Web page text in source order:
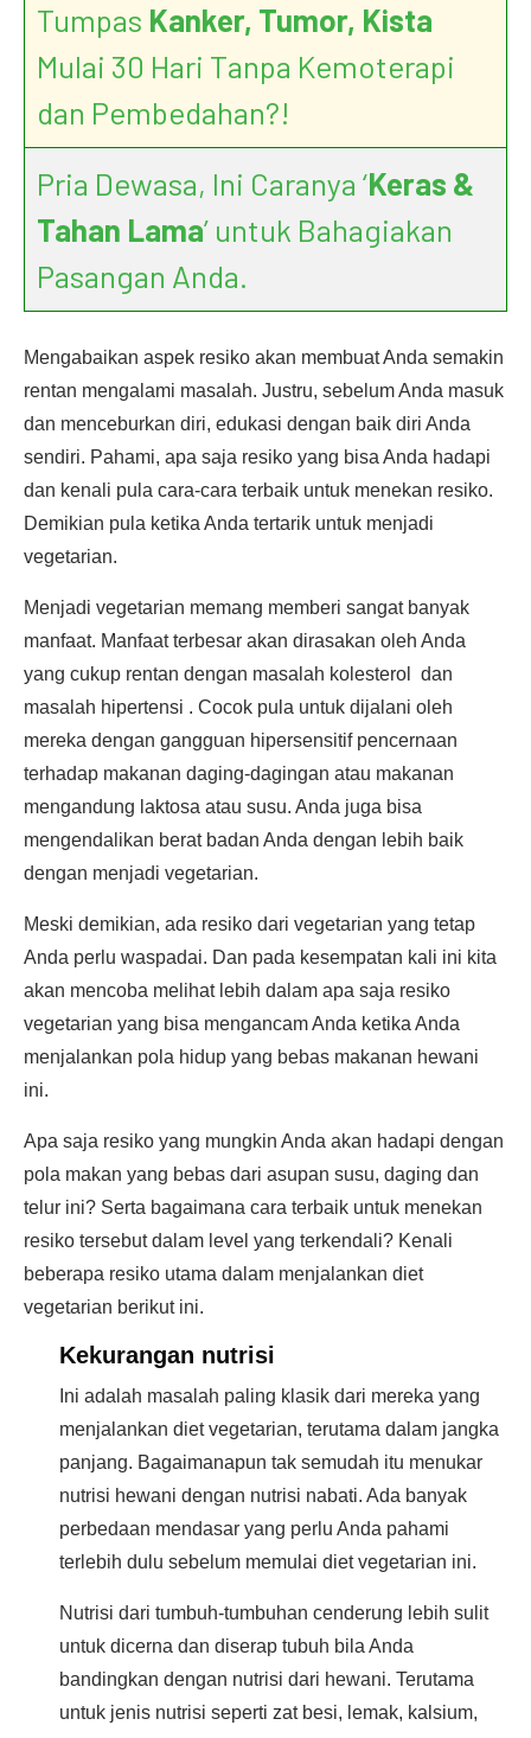
Tumpas Kanker, Tumor, Kista
Mulai 30 Hari Tanpa Kemoterapi
dan Pembedahan?!
Pria Dewasa, Ini Caranya ‘Keras &
Tahan Lama’ untuk Bahagiakan
Pasangan Anda.
Mengabaikan aspek resiko akan membuat Anda semakin
rentan mengalami masalah. Justru, sebelum Anda masuk
dan menceburkan diri, edukasi dengan baik diri Anda
sendiri. Pahami, apa saja resiko yang bisa Anda hadapi
dan kenali pula cara-cara terbaik untuk menekan resiko.
Demikian pula ketika Anda tertarik untuk menjadi
vegetarian.
Menjadi vegetarian memang memberi sangat banyak
manfaat. Manfaat terbesar akan dirasakan oleh Anda
yang cukup rentan dengan masalah kolesterol dan
masalah hipertensi . Cocok pula untuk dijalani oleh
mereka dengan gangguan hipersensitif pencernaan
terhadap makanan daging-dagingan atau makanan
mengandung laktosa atau susu. Anda juga bisa
mengendalikan berat badan Anda dengan lebih baik
dengan menjadi vegetarian.
Meski demikian, ada resiko dari vegetarian yang tetap
Anda perlu waspadai. Dan pada kesempatan kali ini kita
akan mencoba melihat lebih dalam apa saja resiko
vegetarian yang bisa mengancam Anda ketika Anda
menjalankan pola hidup yang bebas makanan hewani
ini.
Apa saja resiko yang mungkin Anda akan hadapi dengan
pola makan yang bebas dari asupan susu, daging dan
telur ini? Serta bagaimana cara terbaik untuk menekan
resiko tersebut dalam level yang terkendali? Kenali
beberapa resiko utama dalam menjalankan diet
vegetarian berikut ini.
Kekurangan nutrisi
Ini adalah masalah paling klasik dari mereka yang
menjalankan diet vegetarian, terutama dalam jangka
panjang. Bagaimanapun tak semudah itu menukar
nutrisi hewani dengan nutrisi nabati. Ada banyak
perbedaan mendasar yang perlu Anda pahami
terlebih dulu sebelum memulai diet vegetarian ini.
Nutrisi dari tumbuh-tumbuhan cenderung lebih sulit
untuk dicerna dan diserap tubuh bila Anda
bandingkan dengan nutrisi dari hewani. Terutama
untuk jenis nutrisi seperti zat besi, lemak, kalsium,